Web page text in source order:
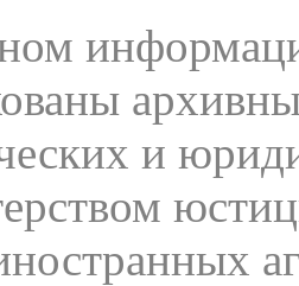
и